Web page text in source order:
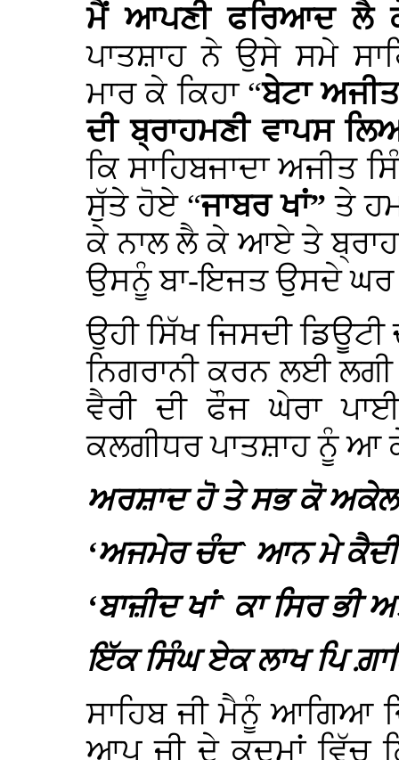
ਮੈਂ ਆਪਣੀ ਫਰਿਆਦ
ਪਾਤਸ਼ਾਹ ਨੇ ਉਸੇ ਸਮੇ
ਮਾਰ ਕੇ ਕਿਹਾ “ਬੇਟਾ
ਦੀ ਬ੍ਰਾਹਮਣੀ ਵਾਪਸ
ਕਿ ਸਾਹਿਬਜਾਦਾ ਅਜੀਤ
ਸੁੱਤੇ ਹੋਏ “ਜਾਬਰ ਖਾਂ”ਤੇ
ਕੇ ਨਾਲ ਲੈ ਕੇ ਆਏ ਤੇ
ਉਸਨੂੰ ਬਾ-ਇਜਤ ਉਸਦੇ
ਉਹੀ ਸਿੱਖ ਜਿਸਦੀ
ਨਿਗਰਾਨੀ ਕਰਨ ਲਈ
ਵੈਰੀ ਦੀ ਫੌਜ ਘੇਰਾ
ਕਲਗੀਧਰ ਪਾਤਸ਼ਾਹ ਨੂੰ ਆ
ਅਰਸ਼ਾਦ ਹੋ ਤੇ ਸਭ ਕੋ
‘ਅਜਮੇਰ ਚੰਦ` ਆਨ ਮੇ
‘ਬਾਜ਼ੀਦ ਖਾਂ` ਕਾ ਸਿਰ ਭੀ
ਇੱਕ ਸਿੰਘ ਏਕ ਲਾਖ ਪਿ
ਸਾਹਿਬ ਜੀ ਮੈਨੂੰ ਆਗਿਆ
ਆਪ ਜੀ ਦੇ ਕਦਮਾਂ ਵਿੱਚ